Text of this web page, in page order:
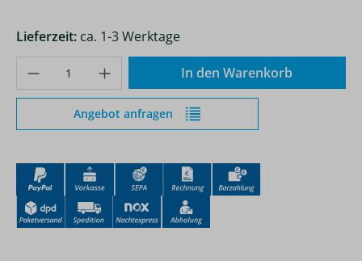
Lieferzeit: ca. 1-3 Werktage
Produkt Anzahl: Gib den gewünschten
In den Warenkorb
Angebot anfragen